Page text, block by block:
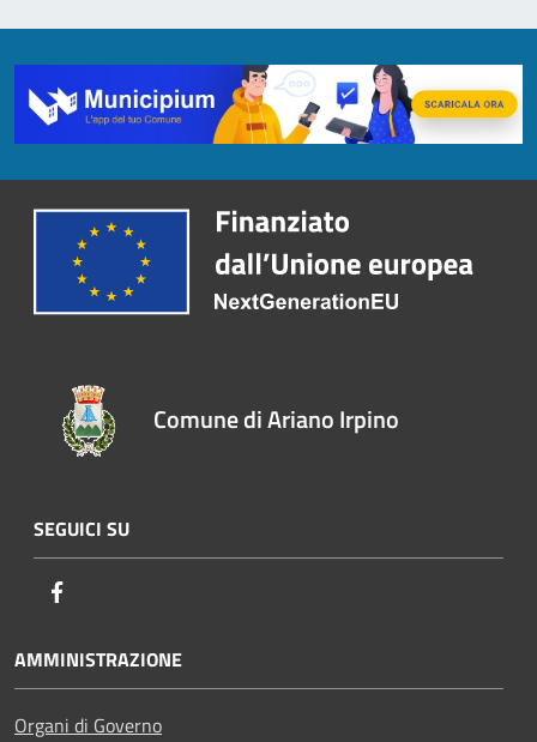
Comune di Ariano Irpino
SEGUICI SU
AMMINISTRAZIONE
Organi di Governo